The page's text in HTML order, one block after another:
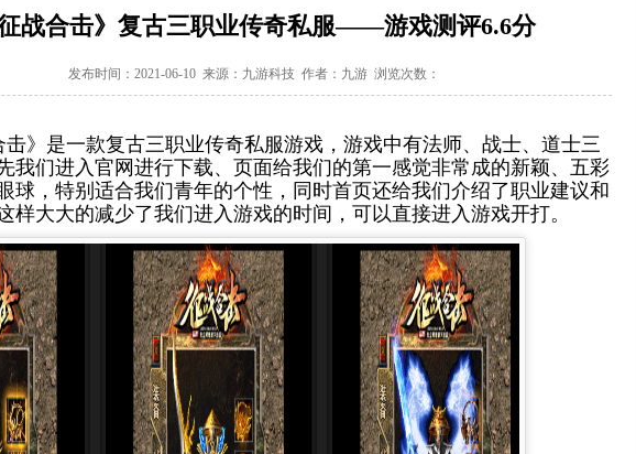
征战合击》复古三职业传奇私服——游戏测评6.6分
发布时间：2021-06-10 来源：九游科技 作者：九游 浏览次数：
击》是一款复古三职业传奇私服游戏，游戏中有法师、战士、道士三
我们进入官网进行下载、页面给我们的第一感觉非常成的新颖、五彩
球，特别适合我们青年的个性，同时首页还给我们介绍了职业建议和
样大大的减少了我们进入游戏的时间，可以直接进入游戏开打。